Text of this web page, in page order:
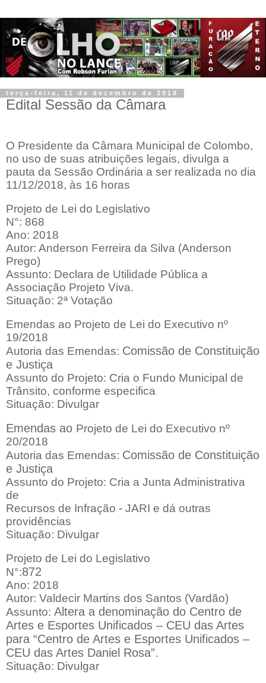
terça-feira, 11 de dezembro de 2018
Edital Sessão da Câmara
O Presidente da Câmara Municipal de Colombo,
no uso de suas atribuições legais, divulga a
pauta da Sessão Ordinária a ser realizada no dia
11/12/2018, às 16 horas
Projeto de Lei do Legislativo
N°: 868
Ano: 2018
Autor: Anderson Ferreira da Silva (Anderson
Prego)
Assunto: Declara de Utilidade Pública a
Associação Projeto Viva.
Situação: 2ª Votação
Emendas ao Projeto de Lei do Executivo nº
19/2018
Autoria das Emendas: Comissão de Constituição
e Justiça
Assunto do Projeto: Cria o Fundo Municipal de
Trânsito, conforme especifica
Situação: Divulgar
Emendas ao Projeto de Lei do Executivo nº
20/2018
Autoria das Emendas: Comissão de Constituição
e Justiça
Assunto do Projeto: Cria a Junta Administrativa
de
Recursos de Infração - JARI e dá outras
providências
Situação: Divulgar
Projeto de Lei do Legislativo
N°:872
Ano: 2018
Autor: Valdecir Martins dos Santos (Vardão)
Assunto: Altera a denominação do Centro de
Artes e Esportes Unificados – CEU das Artes
para “Centro de Artes e Esportes Unificados –
CEU das Artes Daniel Rosa”.
Situação: Divulgar